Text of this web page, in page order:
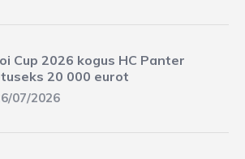
Cup 2026 kogus HC Panter
20 000 eurot
07/2026